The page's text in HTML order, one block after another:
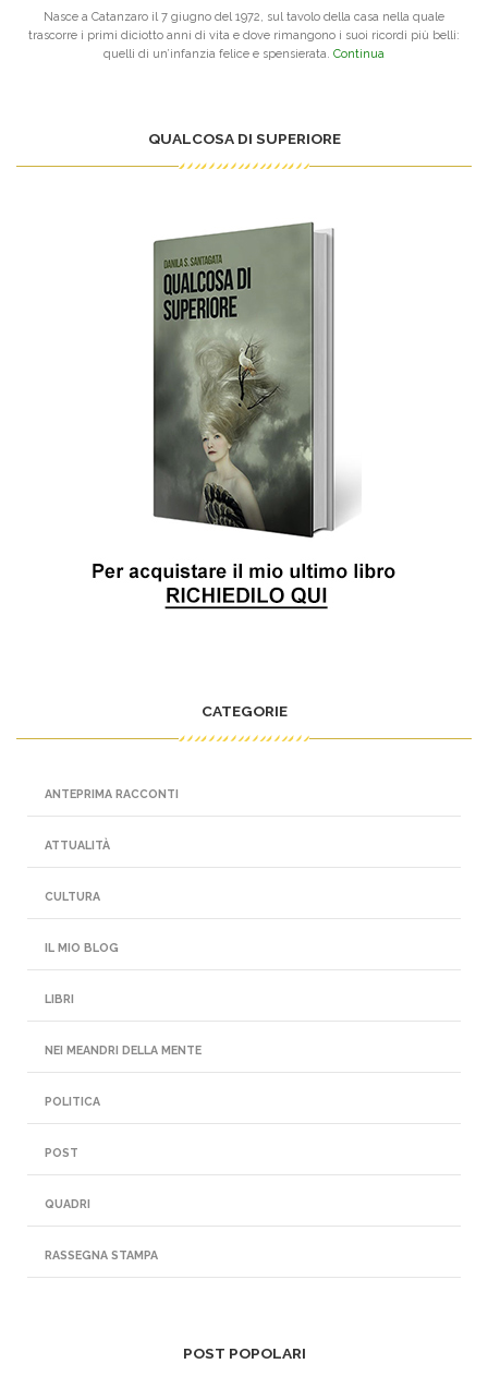
Nasce a Catanzaro il 7 giugno del 1972, sul tavolo della casa nella quale
trascorre i primi diciotto anni di vita e dove rimangono i suoi ricordi più belli:
quelli di un’infanzia felice e spensierata. Continua
QUALCOSA DI SUPERIORE
CATEGORIE
ANTEPRIMA RACCONTI
ATTUALITÀ
CULTURA
IL MIO BLOG
LIBRI
NEI MEANDRI DELLA MENTE
POLITICA
POST
QUADRI
RASSEGNA STAMPA
POST POPOLARI